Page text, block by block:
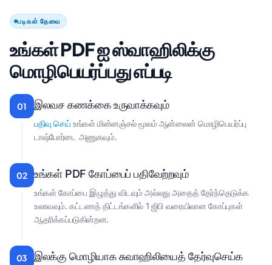
படிகள் தேவை
உங்கள் PDF ஐ ஸ்வாஹிலிக்கு
மொழிபெயர்ப்பது எப்படி
01 இலவச கணக்கை உருவாக்கவும்
பதிவு செய் உங்கள் மின்னஞ்சல் மூலம் ஆன்லைன் மொழிபெயர்ப்பு
டாஷ்போர்டை அணுகவும்.
02 உங்கள் PDF கோப்பைப் பதிவேற்றவும்
உங்கள் கோப்பை இழுத்து விடவும் அல்லது அதைத் தேர்ந்தெடுக்க
உலாவவும். கட்டணத் திட்டங்களில் 1 ஜிபி வரையிலான கோப்புகள்
ஆதரிக்கப்படுகின்றன.
03 இலக்கு மொழியாக சுவாஹிலியைத் தேர்வுசெய்க